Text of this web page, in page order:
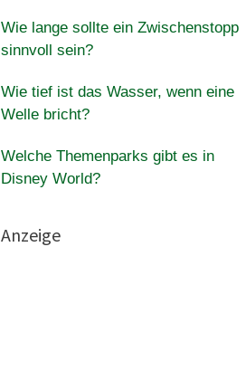
Wie lange sollte ein Zwischenstopp
sinnvoll sein?
Wie tief ist das Wasser, wenn eine
Welle bricht?
Welche Themenparks gibt es in
Disney World?
Anzeige